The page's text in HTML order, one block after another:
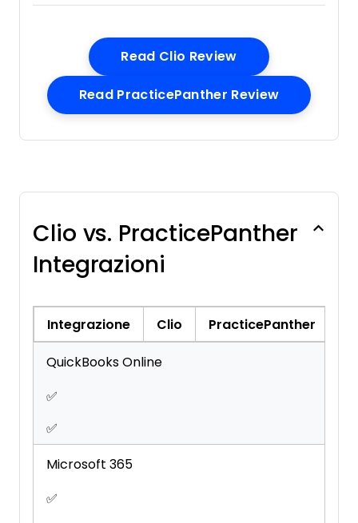
Data Export
Document Management
External Integrations
Multi-User
Notifications
Read Clio ReviewOpens New
Read PracticePanther ReviewOpens
Clio vs. PracticePanther
Integrazioni
Integrazione Clio PracticePanther
QuickBooks Online
✅
✅
Microsoft 365
✅